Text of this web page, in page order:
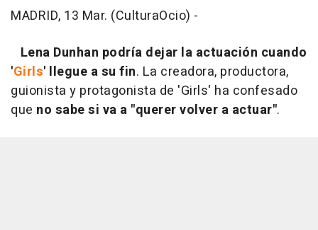
MADRID, 13 Mar. (CulturaOcio) -
Lena Dunhan podría dejar la actuación cuando
'Girls' llegue a su fin. La creadora, productora,
guionista y protagonista de 'Girls' ha confesado
que no sabe si va a "querer volver a actuar".